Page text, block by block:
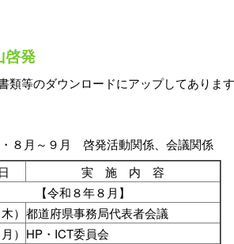
啓発
類等のダウンロードにアップしてありま
８月～９月 啓発活動関係、会議関係
実 施 内 容
【令和８年８月】
） 都道府県事務局代表者会議
） HP・ICT委員会